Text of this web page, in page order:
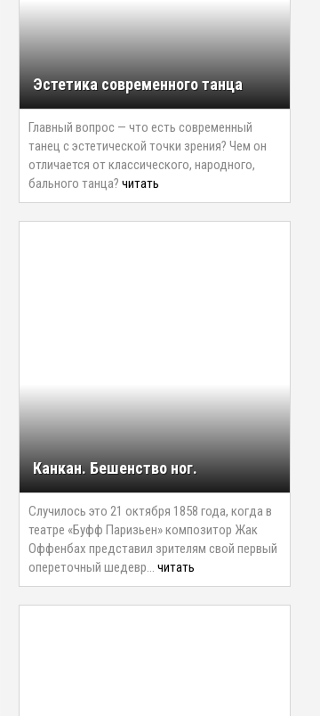
Эстетика современного танца
Главный вопрос — что есть современный
танец с эстетической точки зрения? Чем он
отличается от классического, народного,
бального танца? читать
Канкан. Бешенство ног.
Случилось это 21 октября 1858 года, когда в
театре «Буфф Паризьен» композитор Жак
Оффенбах представил зрителям свой первый
опереточный шедевр… читать